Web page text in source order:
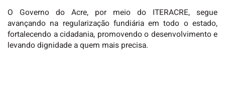
O Governo do Acre, por meio do ITERACRE, segue
avançando na regularização fundiária em todo o estado,
fortalecendo a cidadania, promovendo o desenvolvimento e
levando dignidade a quem mais precisa.